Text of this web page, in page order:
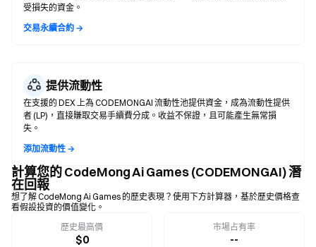
受損失的資金。
交易永續合約 →
提供流動性
在支援的 DEX 上為 CODEMONGAI 流動性池提供資金，成為流動性提供
者 (LP)，直接賺取交易手續費分成。收益不保證，且可能產生無常損
失。
添加流動性 →
計算您的 CodeMong Ai Games (CODEMONGAI) 潛
在回報
想了解 CodeMong Ai Games 的歷史表現？使用下方計算器，基於歷史價格查
看假設投資的價值變化。
歷史最高價
$0
市場占有率
--